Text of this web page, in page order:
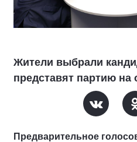
Жители выбрали
представят партию на
Предварительное